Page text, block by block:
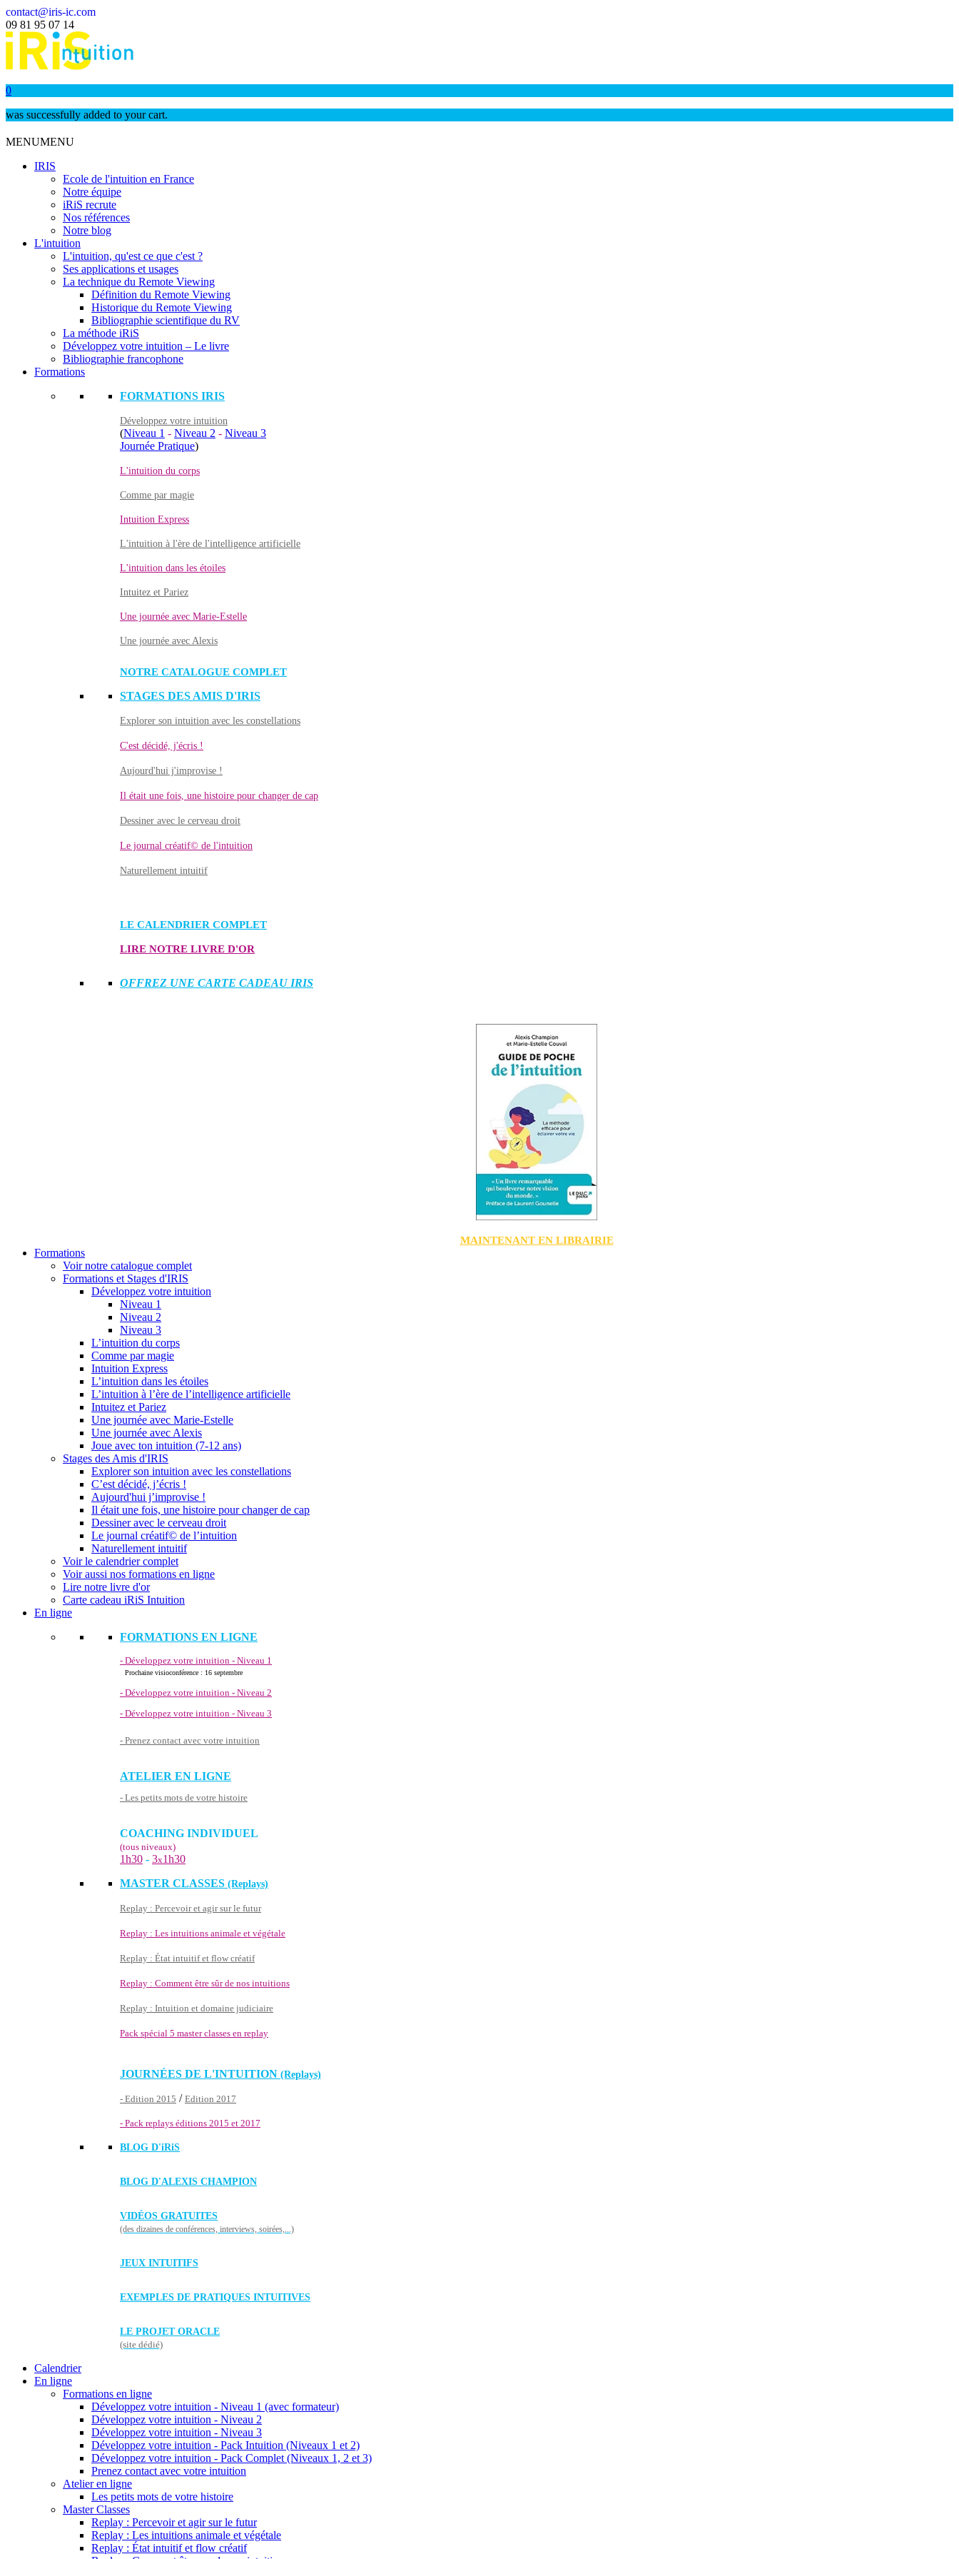
contact@iris-ic.com
09 81 95 07 14
0
was successfully added to your cart.
MENUMENU
IRIS
Ecole de l'intuition en France
Notre équipe
iRiS recrute
Nos références
Notre blog
L'intuition
L'intuition, qu'est ce que c'est ?
Ses applications et usages
La technique du Remote Viewing
Définition du Remote Viewing
Historique du Remote Viewing
Bibliographie scientifique du RV
La méthode iRiS
Développez votre intuition – Le livre
Bibliographie francophone
Formations
FORMATIONS IRIS
Développez votre intuition
(Niveau 1 - Niveau 2 - Niveau 3
Journée Pratique)
L'intuition du corps
Comme par magie
Intuition Express
L'intuition à l'ère de l'intelligence artificielle
L'intuition dans les étoiles
Intuitez et Pariez
Une journée avec Marie-Estelle
Une journée avec Alexis
NOTRE CATALOGUE COMPLET
STAGES DES AMIS D'IRIS
Explorer son intuition avec les constellations
C'est décidé, j'écris !
Aujourd'hui j'improvise !
Il était une fois, une histoire pour changer de cap
Dessiner avec le cerveau droit
Le journal créatif© de l'intuition
Naturellement intuitif
LE CALENDRIER COMPLET
LIRE NOTRE LIVRE D'OR
OFFREZ UNE CARTE CADEAU IRIS
MAINTENANT EN LIBRAIRIE
Formations
Voir notre catalogue complet
Formations et Stages d'IRIS
Développez votre intuition
Niveau 1
Niveau 2
Niveau 3
L’intuition du corps
Comme par magie
Intuition Express
L’intuition dans les étoiles
L’intuition à l’ère de l’intelligence artificielle
Intuitez et Pariez
Une journée avec Marie-Estelle
Une journée avec Alexis
Joue avec ton intuition (7-12 ans)
Stages des Amis d'IRIS
Explorer son intuition avec les constellations
C’est décidé, j’écris !
Aujourd'hui j’improvise !
Il était une fois, une histoire pour changer de cap
Dessiner avec le cerveau droit
Le journal créatif© de l’intuition
Naturellement intuitif
Voir le calendrier complet
Voir aussi nos formations en ligne
Lire notre livre d'or
Carte cadeau iRiS Intuition
En ligne
FORMATIONS EN LIGNE
- Développez votre intuition - Niveau 1
Prochaine visioconférence : 16 septembre
- Développez votre intuition - Niveau 2
- Développez votre intuition - Niveau 3
- Prenez contact avec votre intuition
ATELIER EN LIGNE
- Les petits mots de votre histoire
COACHING INDIVIDUEL
(tous niveaux)
1h30 - 3x1h30
MASTER CLASSES (Replays)
Replay : Percevoir et agir sur le futur
Replay : Les intuitions animale et végétale
Replay : État intuitif et flow créatif
Replay : Comment être sûr de nos intuitions
Replay : Intuition et domaine judiciaire
Pack spécial 5 master classes en replay
JOURNÉES DE L'INTUITION (Replays)
- Edition 2015 / Edition 2017
- Pack replays éditions 2015 et 2017
BLOG D'iRiS
BLOG D'ALEXIS CHAMPION
VIDÉOS GRATUITES
(des dizaines de conférences, interviews, soirées,...)
JEUX INTUITIFS
EXEMPLES DE PRATIQUES INTUITIVES
LE PROJET ORACLE
(site dédié)
Calendrier
En ligne
Formations en ligne
Développez votre intuition - Niveau 1 (avec formateur)
Développez votre intuition - Niveau 2
Développez votre intuition - Niveau 3
Développez votre intuition - Pack Intuition (Niveaux 1 et 2)
Développez votre intuition - Pack Complet (Niveaux 1, 2 et 3)
Prenez contact avec votre intuition
Atelier en ligne
Les petits mots de votre histoire
Master Classes
Replay : Percevoir et agir sur le futur
Replay : Les intuitions animale et végétale
Replay : État intuitif et flow créatif